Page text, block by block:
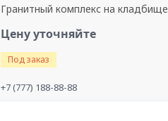
Гранитный комплекс на кладбище
Цену уточняйте
Под заказ
+7 (777) 188-88-88